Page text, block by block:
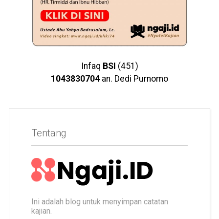
Infaq BSI (451)
1043830704 an. Dedi Purnomo
Tentang
Ini adalah blog untuk menyimpan catatan
kajian.